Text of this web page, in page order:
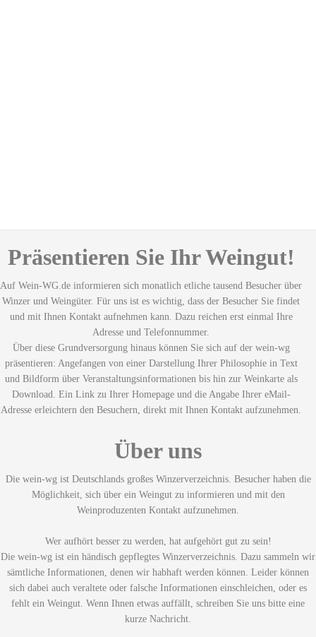
Präsentieren Sie Ihr Weingut!
Auf Wein-WG.de informieren sich monatlich etliche tausend Besucher über
Winzer und Weingüter. Für uns ist es wichtig, dass der Besucher Sie findet
und mit Ihnen Kontakt aufnehmen kann. Dazu reichen erst einmal Ihre
Adresse und Telefonnummer.
Über diese Grundversorgung hinaus können Sie sich auf der wein-wg
präsentieren: Angefangen von einer Darstellung Ihrer Philosophie in Text
und Bildform über Veranstaltungsinformationen bis hin zur Weinkarte als
Download. Ein Link zu Ihrer Homepage und die Angabe Ihrer eMail-
Adresse erleichtern den Besuchern, direkt mit Ihnen Kontakt aufzunehmen.
Über uns
Die wein-wg ist Deutschlands großes Winzerverzeichnis. Besucher haben die
Möglichkeit, sich über ein Weingut zu informieren und mit den
Weinproduzenten Kontakt aufzunehmen.
Wer aufhört besser zu werden, hat aufgehört gut zu sein!
Die wein-wg ist ein händisch gepflegtes Winzerverzeichnis. Dazu sammeln wir
sämtliche Informationen, denen wir habhaft werden können. Leider können
sich dabei auch veraltete oder falsche Informationen einschleichen, oder es
fehlt ein Weingut. Wenn Ihnen etwas auffällt, schreiben Sie uns bitte eine
kurze Nachricht.